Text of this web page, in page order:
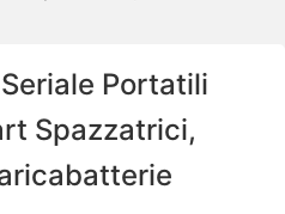
Portatili
Spazzatrici,